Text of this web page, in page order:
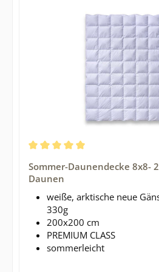
Sommer-Daunendecke 8x8-
Daunen
weiße, arktische neue
330g
200x200 cm
PREMIUM CLASS
sommerleicht